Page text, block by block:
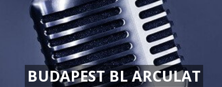
BUDAPEST BL ARCULAT